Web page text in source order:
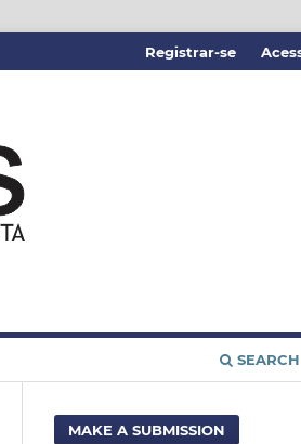
SEARCH
Registrar-se
MAKE A SUBMISSION